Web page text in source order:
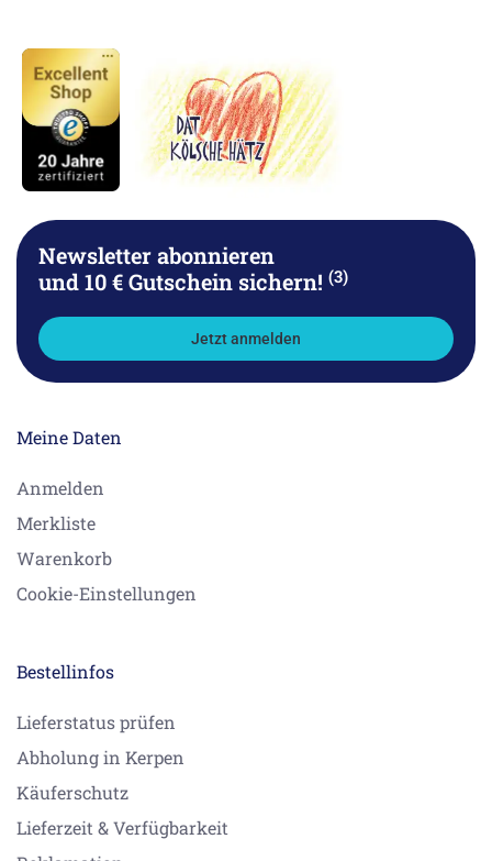
Newsletter abonnieren
und 10 € Gutschein sichern! (3)
Jetzt anmelden
Meine Daten
Anmelden
Merkliste
Warenkorb
Cookie-Einstellungen
Bestellinfos
Lieferstatus prüfen
Abholung in Kerpen
Käuferschutz
Lieferzeit & Verfügbarkeit